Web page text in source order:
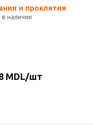
и проклятия
наличии
MDL/шт